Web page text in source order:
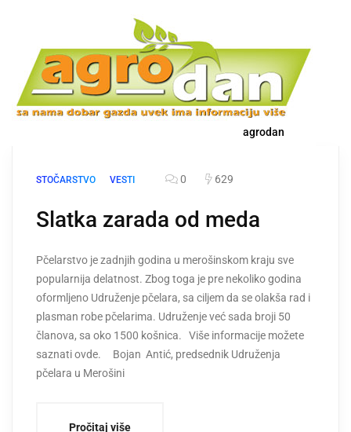
agrodan
STOČARSTVO VESTI 0 629
Slatka zarada od meda
Pčelarstvo je zadnjih godina u merošinskom kraju sve
popularnija delatnost. Zbog toga je pre nekoliko godina
oformljeno Udruženje pčelara, sa ciljem da se olakša rad i
plasman robe pčelarima. Udruženje već sada broji 50
članova, sa oko 1500 košnica. Više informacije možete
saznati ovde. Bojan Antić, predsednik Udruženja
pčelara u Merošini
Pročitaj više